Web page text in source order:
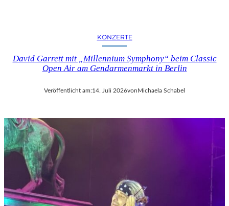
KONZERTE
David Garrett mit „Millennium Symphony“ beim Classic
Open Air am Gendarmenmarkt in Berlin
Veröffentlicht am:14. Juli 2026von Michaela Schabel